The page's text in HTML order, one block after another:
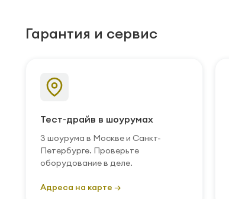
Гарантия и сервис
Тест-драйв в шоурумах
3 шоурума в Москве и Санкт-
Петербурге. Проверьте
оборудование в деле.
Адреса на карте →